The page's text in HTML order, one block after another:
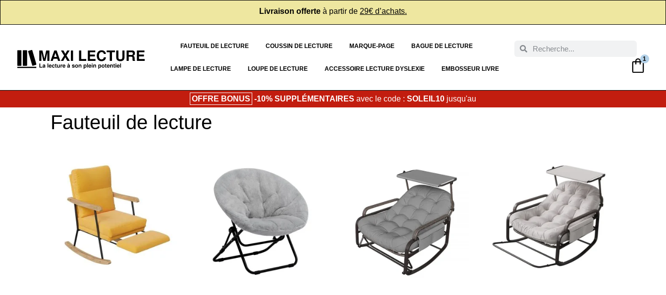
Livraison offerte à partir de 29€ d’achats.
FAUTEUIL DE LECTURE COUSSIN DE LECTURE MARQUE-PAGE BAGUE DE LECTURE
LAMPE DE LECTURE LOUPE DE LECTURE ACCESSOIRE LECTURE DYSLEXIE EMBOSSEUR LIVRE
1
OFFRE BONUS -10% SUPPLÉMENTAIRES avec le code : SOLEIL10 jusqu'au
Fauteuil de lecture